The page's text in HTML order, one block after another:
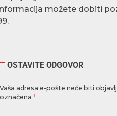
možete dobiti
OSTAVITE ODGOVOR
Vaša adresa e-pošte neće biti
označena *